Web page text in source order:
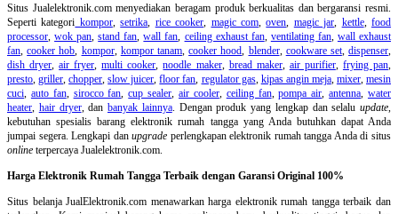
Situs Jualelektronik.com menyediakan beragam produk berkualitas dan bergaransi resmi.
Seperti kategori kompor,setrika rice cooker magic com,oven magic jar kettle,food
processor ,wok pan ,stand fan ,wall fan ceiling exhaust fan, ventilating fan, wall exhaust
fan ,cooker hob kompor, kompor tanam,cooker hood blender, cookware set,dispenser
dish dryer ,air fryer ,multi cooker ,noodle maker, bread maker, air purifier, frying pan
presto ,griller ,chopper ,slow juicer ,floor fan regulator gas, kipas angin meja, mixer,mesin
cuci auto fan, sirocco fan ,cup sealer ,air cooler, ceiling fan,pompa air ,antenna ,water
heater hair dryer, dan banyak lainnya. Dengan produk yang lengkap dan selalu update
kebutuhan spesialis barang elektronik rumah tangga yang Anda butuhkan dapat Anda
jumpai segera. Lengkapi danupgrade perlengkapan elektronik rumah tangga Anda di situs
online terpercaya Jualelektronik.com.
Harga Elektronik Rumah Tangga Terbaik dengan Garansi Original 100%
Situs belanjaJualElektronik.com menawarkan harga elektronik rumah tangga terbaik dan